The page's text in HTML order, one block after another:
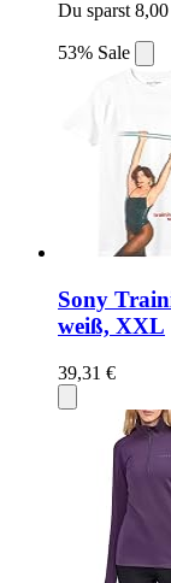
Du sparst
53% Sale
Sony
weiß, XXL
39,31 €